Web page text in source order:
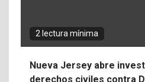
2 lectura mínima
Nueva Jersey abre
derechos civiles contra